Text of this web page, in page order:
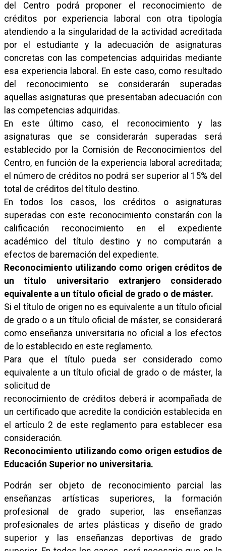
del Centro podrá proponer el reconocimiento de
créditos por experiencia laboral con otra tipología
atendiendo a la singularidad de la actividad acreditada
por el estudiante y la adecuación de asignaturas
concretas con las competencias adquiridas mediante
esa experiencia laboral. En este caso, como resultado
del reconocimiento se considerarán superadas
aquellas asignaturas que presentaban adecuación con
las competencias adquiridas.
En este último caso, el reconocimiento y las
asignaturas que se considerarán superadas será
establecido por la Comisión de Reconocimientos del
Centro, en función de la experiencia laboral acreditada;
el número de créditos no podrá ser superior al 15% del
total de créditos del título destino.
En todos los casos, los créditos o asignaturas
superadas con este reconocimiento constarán con la
calificación reconocimiento en el expediente
académico del título destino y no computarán a
efectos de baremación del expediente.
Reconocimiento utilizando como origen créditos de
un título universitario extranjero considerado
equivalente a un título oficial de grado o de máster.
Si el título de origen no es equivalente a un título oficial
de grado o a un título oficial de máster, se considerará
como enseñanza universitaria no oficial a los efectos
de lo establecido en este reglamento.
Para que el título pueda ser considerado como
equivalente a un título oficial de grado o de máster, la
solicitud de
reconocimiento de créditos deberá ir acompañada de
un certificado que acredite la condición establecida en
el artículo 2 de este reglamento para establecer esa
consideración.
Reconocimiento utilizando como origen estudios de
Educación Superior no universitaria.
Podrán ser objeto de reconocimiento parcial las
enseñanzas artísticas superiores, la formación
profesional de grado superior, las enseñanzas
profesionales de artes plásticas y diseño de grado
superior y las enseñanzas deportivas de grado